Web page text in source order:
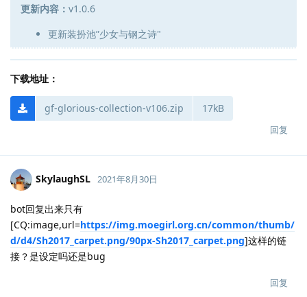
更新内容： v1.0.6
更新装扮池”少女与钢之诗"
下载地址：
gf-glorious-collection-v106.zip 17kB
回复
SkylaughSL 2021年8月30日
bot回复出来只有
[CQ:image,url=https://img.moegirl.org.cn/common/thumb/
d/d4/Sh2017_carpet.png/90px-Sh2017_carpet.png]这样的链
接？是设定吗还是bug
回复